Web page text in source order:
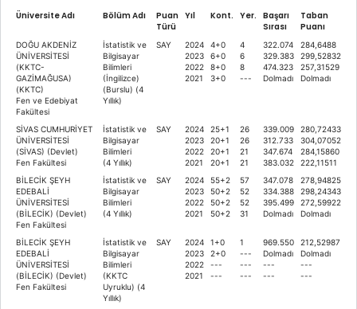
Üniversite Adı Bölüm Adı
Puan
Türü
Yıl Kont. Yer. Başarı
Sırası
Taban
Puanı
DOĞU AKDENİZ
ÜNİVERSİTESİ
(KKTC-
GAZİMAĞUSA)
(KKTC)
Fen ve Edebiyat
Fakültesi
İstatistik ve
Bilgisayar
Bilimleri
(İngilizce)
(Burslu) (4
Yıllık)
SAY
2024
2023
2022
2021
4+0
6+0
8+0
3+0
4
6
8
---
322.074
329.383
474.323
Dolmadı
284,6488
299,52832
257,31529
Dolmadı
SİVAS CUMHURİYET
ÜNİVERSİTESİ
(SİVAS) (Devlet)
Fen Fakültesi
İstatistik ve
Bilgisayar
Bilimleri
(4 Yıllık)
SAY
2024
2023
2022
2021
25+1
20+1
20+1
20+1
26
26
21
21
339.009
312.733
347.674
383.032
280,72433
304,07052
284,15860
222,11511
BİLECİK ŞEYH
EDEBALİ
ÜNİVERSİTESİ
(BİLECİK) (Devlet)
Fen Fakültesi
İstatistik ve
Bilgisayar
Bilimleri
(4 Yıllık)
SAY
2024
2023
2022
2021
55+2
50+2
50+2
50+2
57
52
52
31
347.078
334.388
395.499
Dolmadı
278,94825
298,24343
272,59922
Dolmadı
BİLECİK ŞEYH
EDEBALİ
ÜNİVERSİTESİ
(BİLECİK) (Devlet)
Fen Fakültesi
İstatistik ve
Bilgisayar
Bilimleri
(KKTC
Uyruklu) (4
Yıllık)
SAY
2024
2023
2022
2021
1+0
2+0
---
---
1
---
---
---
969.550
Dolmadı
---
---
212,52987
Dolmadı
---
---